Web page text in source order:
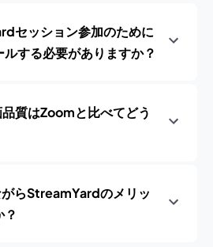
セッション参加のために
する必要がありますか？
質はZoomと比べてどう
らStreamYardのメリッ
？